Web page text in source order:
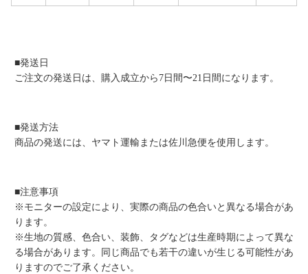
■発送日
ご注文の発送日は、購入成立から7日間〜21日間になります。
■発送方法
商品の発送には、ヤマト運輸または佐川急便を使用します。
■注意事項
※モニターの設定により、実際の商品の色合いと異なる場合があ
ります。
※生地の質感、色合い、装飾、タグなどは生産時期によって異な
る場合があります。同じ商品でも若干の違いが生じる可能性があ
りますのでご了承ください。